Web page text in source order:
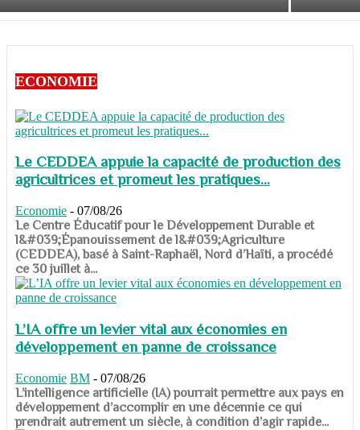
ECONOMIE
Le CEDDEA appuie la capacité de production des
agricultrices et promeut les pratiques...
Economie - 07/08/26
​​​​​​​Le Centre Éducatif pour le Développement Durable et
l&#039;Épanouissement de l&#039;Agriculture
(CEDDEA), basé à Saint-Raphaël, Nord d’Haïti, a procédé
ce 30 juillet à...
L’IA offre un levier vital aux économies en
développement en panne de croissance
Economie BM - 07/08/26
​​​​​​​L’intelligence artificielle (IA) pourrait permettre aux pays en
développement d’accomplir en une décennie ce qui
prendrait autrement un siècle, à condition d’agir rapide...